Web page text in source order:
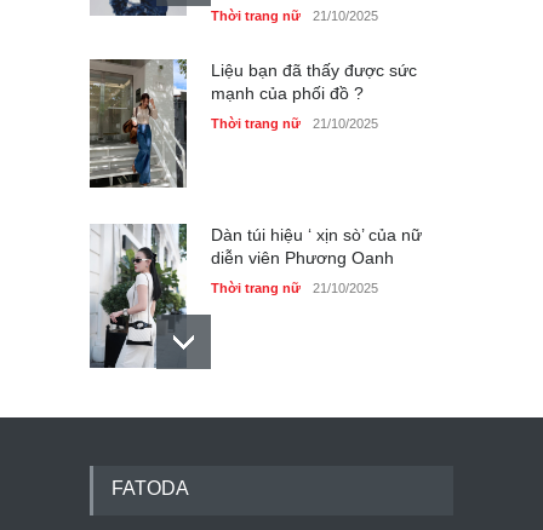
Thời trang nữ 21/10/2025
Liệu bạn đã thấy được sức
mạnh của phối đồ ?
Thời trang nữ 21/10/2025
Dàn túi hiệu ‘ xịn sò’ của nữ
diễn viên Phương Oanh
Thời trang nữ 21/10/2025
Mẫu áo khoác đẹp cho phụ
FATODA